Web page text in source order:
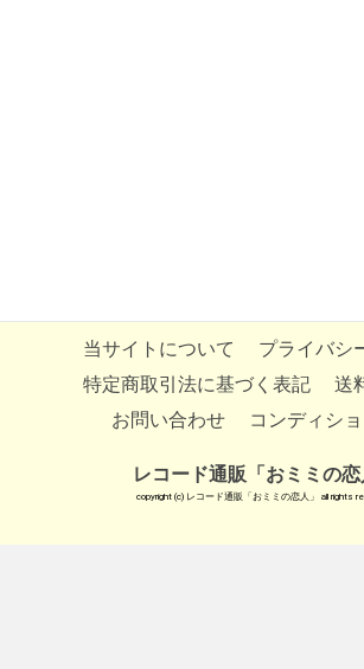
当サイトについて
プライバシ
特定商取引法に基づく表記
送
お問い合わせ
コンディシ
レコード通販「おミミの恋
copyright (c) レコード通販「おミミの恋人」 all rights